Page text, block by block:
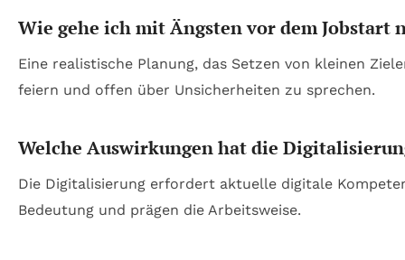
Wie gehe ich mit Ängsten vor dem Jobstart
Eine realistische Planung, das Setzen von kleinen
feiern und offen über Unsicherheiten zu sprechen.
Welche Auswirkungen hat die
Die Digitalisierung erfordert aktuelle digitale
Bedeutung und prägen die Arbeitsweise.